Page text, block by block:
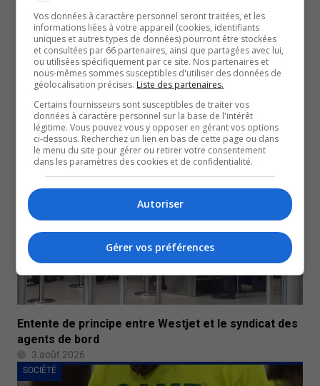
Les paramédics de l’Outaouais toujours sans
convention collective
3 août 2026
SOCIÉTÉ
Entente de principe entre Westjet et le syndicat des
agents de bord
3 août 2026
SOCIÉTÉ
Vos données à caractère personnel seront traitées, et les
informations liées à votre appareil (cookies, identifiants
uniques et autres types de données) pourront être stockées
et consultées par 66 partenaires, ainsi que partagées avec lui,
ou utilisées spécifiquement par ce site. Nos partenaires et
nous-mêmes sommes susceptibles d'utiliser des données de
géolocalisation précises. Liste des partenaires.
Certains fournisseurs sont susceptibles de traiter vos
données à caractère personnel sur la base de l'intérêt
légitime. Vous pouvez vous y opposer en gérant vos options
ci-dessous. Recherchez un lien en bas de cette page ou dans
le menu du site pour gérer ou retirer votre consentement
dans les paramètres des cookies et de confidentialité.
Autoriser
Gérer vos préférences